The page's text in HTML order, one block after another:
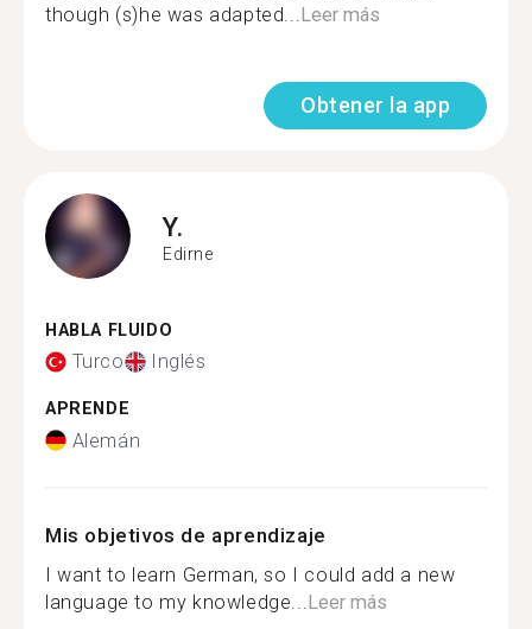
though (s)he was adapted... Leer más
Obtener la app
Y.
Edirne
HABLA FLUIDO
Turco Inglés
APRENDE
Alemán
Mis objetivos de aprendizaje
I want to learn German, so I could add a new
language to my knowledge... Leer más